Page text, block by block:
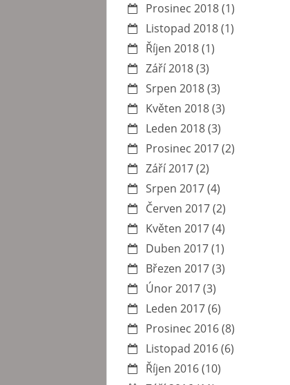
Prosinec 2018(1)
Listopad 2018(1)
Říjen 2018(1)
Září 2018(3)
Srpen 2018(3)
Květen 2018(3)
Leden 2018(3)
Prosinec 2017(2)
Září 2017(2)
Srpen 2017(4)
Červen 2017(2)
Květen 2017(4)
Duben 2017(1)
Březen 2017(3)
Únor 2017(3)
Leden 2017(6)
Prosinec 2016(8)
Listopad 2016(6)
Říjen 2016(10)